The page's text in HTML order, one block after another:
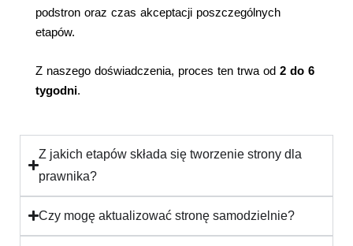
podstron oraz czas akceptacji poszczególnych
etapów.
Z naszego doświadczenia, proces ten trwa od 2 do 6
tygodni.
Z jakich etapów składa się tworzenie strony dla
prawnika?
Czy mogę aktualizować stronę samodzielnie?